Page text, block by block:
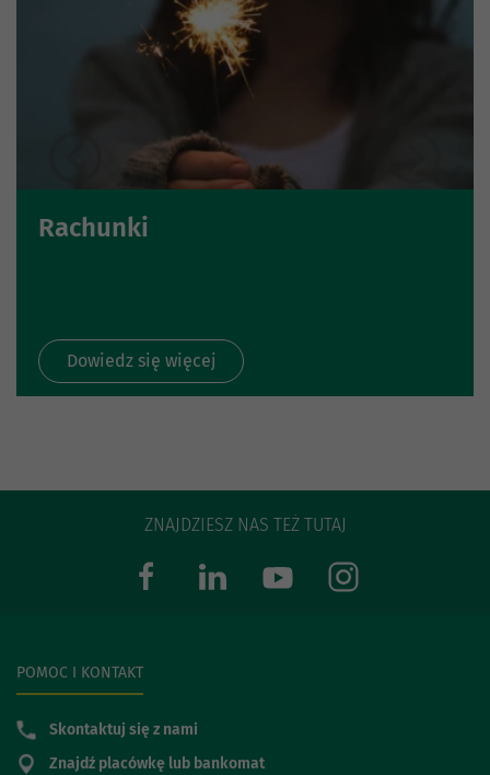
Rachunki
Dowiedz się więcej
ZNAJDZIESZ NAS TEŻ TUTAJ
POMOC I KONTAKT
Skontaktuj się z nami
Znajdź placówkę lub bankomat